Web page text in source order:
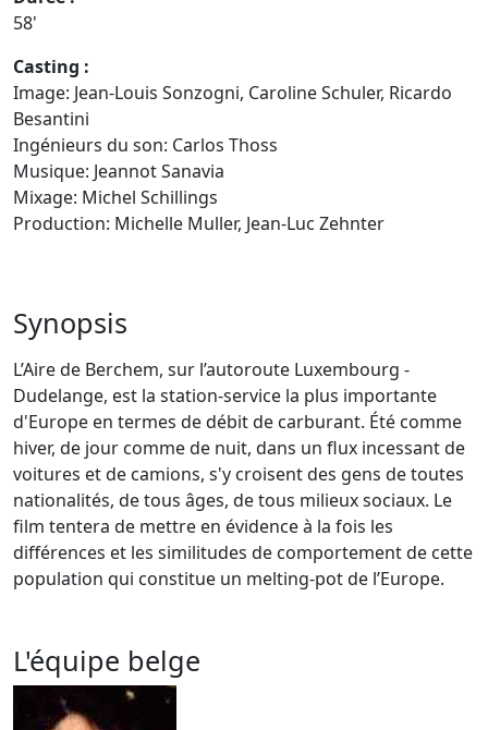
58'
Casting :
Image: Jean-Louis Sonzogni, Caroline Schuler, Ricardo
Besantini
Ingénieurs du son: Carlos Thoss
Musique: Jeannot Sanavia
Mixage: Michel Schillings
Production: Michelle Muller, Jean-Luc Zehnter
Synopsis
L’Aire de Berchem, sur l’autoroute Luxembourg -
Dudelange, est la station-service la plus importante
d'Europe en termes de débit de carburant. Été comme
hiver, de jour comme de nuit, dans un flux incessant de
voitures et de camions, s'y croisent des gens de toutes
nationalités, de tous âges, de tous milieux sociaux. Le
film tentera de mettre en évidence à la fois les
différences et les similitudes de comportement de cette
population qui constitue un melting-pot de l’Europe.
L'équipe belge